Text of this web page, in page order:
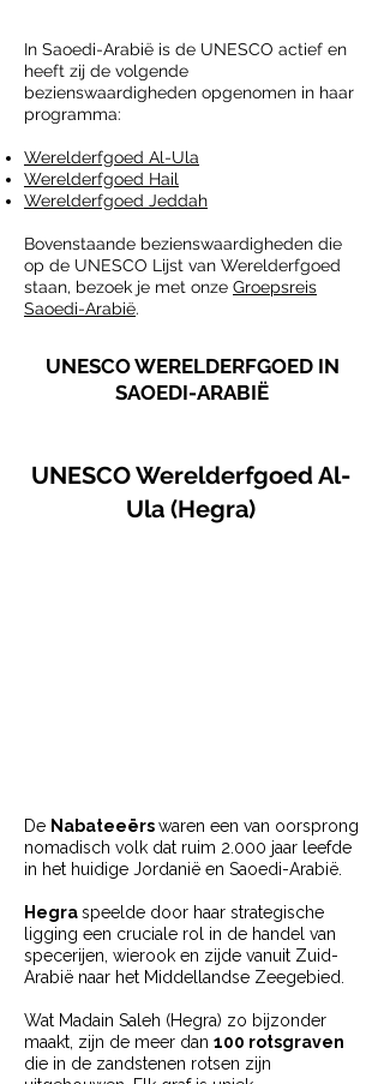
In Saoedi-Arabië is de UNESCO actief en
heeft zij de volgende
bezienswaardigheden opgenomen in haar
programma:
Werelderfgoed Al-Ula
Werelderfgoed Hail
Werelderfgoed Jeddah
Bovenstaande bezienswaardigheden die
op de UNESCO Lijst van Werelderfgoed
staan, bezoek je met onze Groepsreis
Saoedi-Arabië.
UNESCO WERELDERFGOED IN
SAOEDI-ARABIË
UNESCO Werelderfgoed Al-
Ula (Hegra)
De Nabateeërswaren een van oorsprong
nomadisch volk dat ruim 2.000 jaar leefde
in het huidige Jordanië en Saoedi-Arabië.
Hegraspeelde door haar strategische
ligging een cruciale rol in de handel van
specerijen, wierook en zijde vanuit Zuid-
Arabië naar het Middellandse Zeegebied.
Wat Madain Saleh (Hegra) zo bijzonder
maakt, zijn de meer dan 100 rotsgraven
die in de zandstenen rotsen zijn